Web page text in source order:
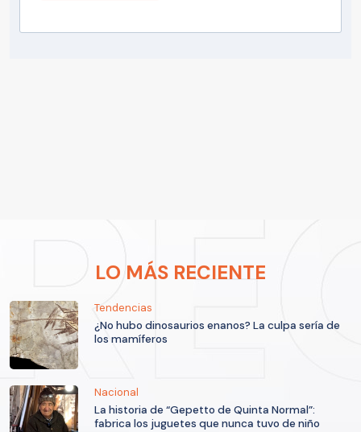
LO MÁS RECIENTE
Tendencias
¿No hubo dinosaurios enanos? La culpa sería de
los mamíferos
Nacional
La historia de “Gepetto de Quinta Normal”:
fabrica los juguetes que nunca tuvo de niño